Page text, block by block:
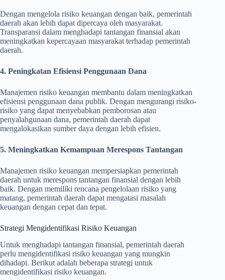
Dengan mengelola risiko keuangan dengan baik, pemerintah
daerah akan lebih dapat dipercaya oleh masyarakat.
Transparansi dalam menghadapi tantangan finansial akan
meningkatkan kepercayaan masyarakat terhadap pemerintah
daerah.
4. Peningkatan Efisiensi Penggunaan Dana
Manajemen risiko keuangan membantu dalam meningkatkan
efisiensi penggunaan dana publik. Dengan mengurangi risiko-
risiko yang dapat menyebabkan pemborosan atau
penyalahgunaan dana, pemerintah daerah dapat
mengalokasikan sumber daya dengan lebih efisien.
5. Meningkatkan Kemampuan Merespons Tantangan
Manajemen risiko keuangan mempersiapkan pemerintah
daerah untuk merespons tantangan finansial dengan lebih
baik. Dengan memiliki rencana pengelolaan risiko yang
matang, pemerintah daerah dapat mengatasi masalah
keuangan dengan cepat dan tepat.
Strategi Mengidentifikasi Risiko Keuangan
Untuk menghadapi tantangan finansial, pemerintah daerah
perlu mengidentifikasi risiko keuangan yang mungkin
dihadapi. Berikut adalah beberapa strategi untuk
mengidentifikasi risiko keuangan.